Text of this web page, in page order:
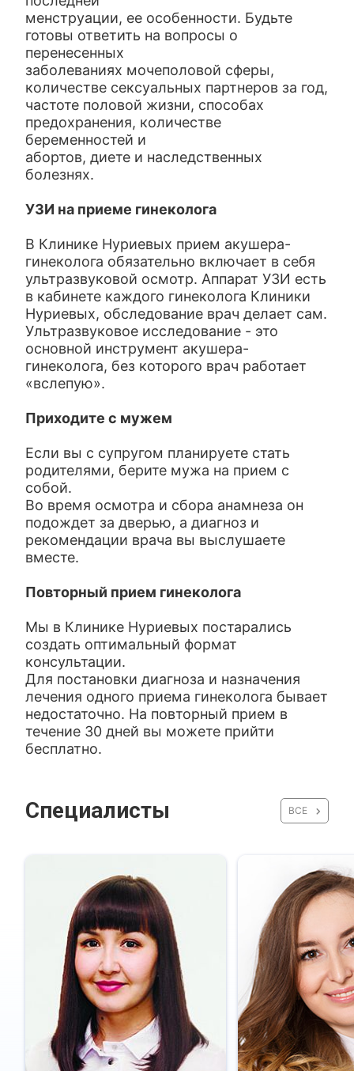
менструации, ее особенности. Будьте
готовы ответить на вопросы о
перенесенных
заболеваниях мочеполовой сферы,
количестве сексуальных партнеров за год,
частоте половой жизни, способах
предохранения, количестве
беременностей и
абортов, диете и наследственных
болезнях.
УЗИ на приеме гинеколога
В Клинике Нуриевых прием акушера-
гинеколога обязательно включает в себя
ультразвуковой осмотр. Аппарат УЗИ есть
в кабинете каждого гинеколога Клиники
Нуриевых, обследование врач делает сам.
Ультразвуковое исследование - это
основной инструмент акушера-
гинеколога, без которого врач работает
«вслепую».
Приходите с мужем
Если вы с супругом планируете стать
родителями, берите мужа на прием с
собой.
Во время осмотра и сбора анамнеза он
подождет за дверью, а диагноз и
рекомендации врача вы выслушаете
вместе.
Повторный прием гинеколога
Мы в Клинике Нуриевых постарались
создать оптимальный формат
консультации.
Для постановки диагноза и назначения
лечения одного приема гинеколога бывает
недостаточно. На повторный прием в
течение 30 дней вы можете прийти
бесплатно.
Специалисты ВСЕ